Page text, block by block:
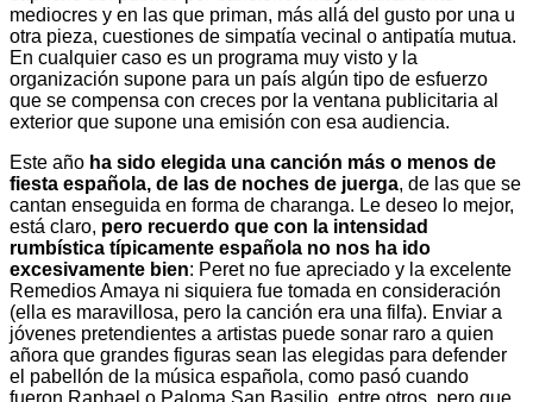
mediocres y en las que priman, más allá del gusto por una u
otra pieza, cuestiones de simpatía vecinal o antipatía mutua.
En cualquier caso es un programa muy visto y la
organización supone para un país algún tipo de esfuerzo
que se compensa con creces por la ventana publicitaria al
exterior que supone una emisión con esa audiencia.
Este año ha sido elegida una canción más o menos de
fiesta española, de las de noches de juerga, de las que se
cantan enseguida en forma de charanga. Le deseo lo mejor,
está claro, pero recuerdo que con la intensidad
rumbística típicamente española no nos ha ido
excesivamente bien: Peret no fue apreciado y la excelente
Remedios Amaya ni siquiera fue tomada en consideración
(ella es maravillosa, pero la canción era una filfa). Enviar a
jóvenes pretendientes a artistas puede sonar raro a quien
añora que grandes figuras sean las elegidas para defender
el pabellón de la música española, como pasó cuando
fueron Raphael o Paloma San Basilio, entre otros, pero que